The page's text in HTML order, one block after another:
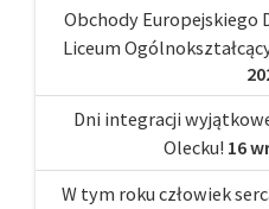
Obchody Europejskiego
Liceum
Dni integracji
Olecku! 16
W tym roku człowiek